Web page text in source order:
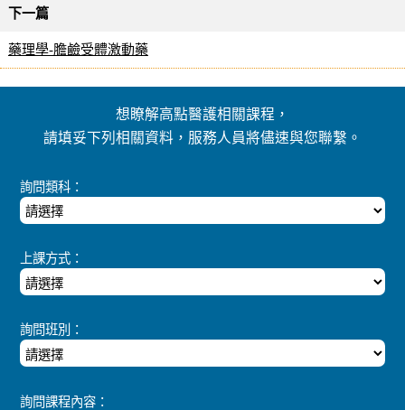
下一篇
藥理學-膽鹼受體激動藥
想瞭解高點醫護相關課程，
請填妥下列相關資料，服務人員將儘速與您聯繫。
詢問類科：
上課方式：
詢問班別：
詢問課程內容：